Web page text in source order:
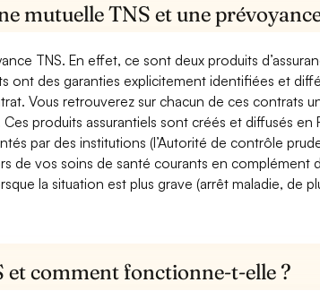
mutuelle TNS et une
TNS. En effet, ce sont deux produits
ont des garanties explicitement identifiées et
Vous retrouverez sur chacun de ces contrats
produits assurantiels sont créés et diffusés en
par des institutions (l’Autorité de contrôle
de vos soins de santé courants en complément
la situation est plus grave (arrêt maladie, de
et comment fonctionne-t-elle ?